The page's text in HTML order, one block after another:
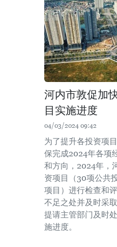
河内市敦促加
目实施进度
04/03/2024 09:42
为了提升各投资项
保完成2024年各项
和方向，2024年，
资项目（30项公共
项目）进行检查和
不足之处并及时采
提请主管部门及时
施进度。